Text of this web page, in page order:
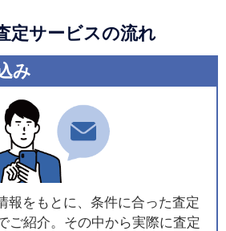
定サービスの流れ
み
報をもとに、条件に合った査定
ご紹介。その中から実際に査定